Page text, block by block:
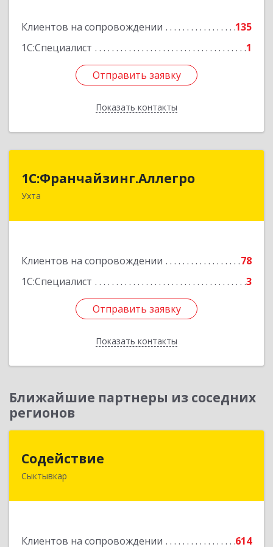
Клиентов на сопровождении
135
1С:Специалист
1
Отправить заявку
Показать контакты
Отправить заявку
Назад
1С:Франчайзинг.Аллегро
Ухта
Клиентов на сопровождении
78
1С:Специалист
3
Отправить заявку
Показать контакты
1С:Франчайзинг.Аллегро
169304, Коми Респ, Ухта г, Чернова ул, дом №
Отправить заявку
Назад
Ближайшие партнеры из соседних
регионов
Содействие
Сыктывкар
Клиентов на сопровождении 614
167004, Коми Респ, Сыктывкар г, Первомайская